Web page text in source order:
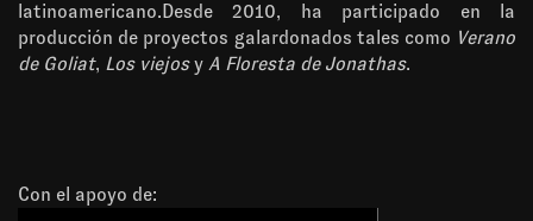
latinoamericano.Desde 2010, ha participado en la
producción de proyectos galardonados tales como Verano
de Goliat, Los viejosy A Floresta de Jonathas.
Con el apoyo de: